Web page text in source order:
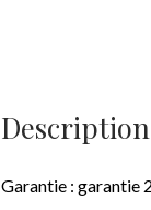
Description
Garantie : garantie